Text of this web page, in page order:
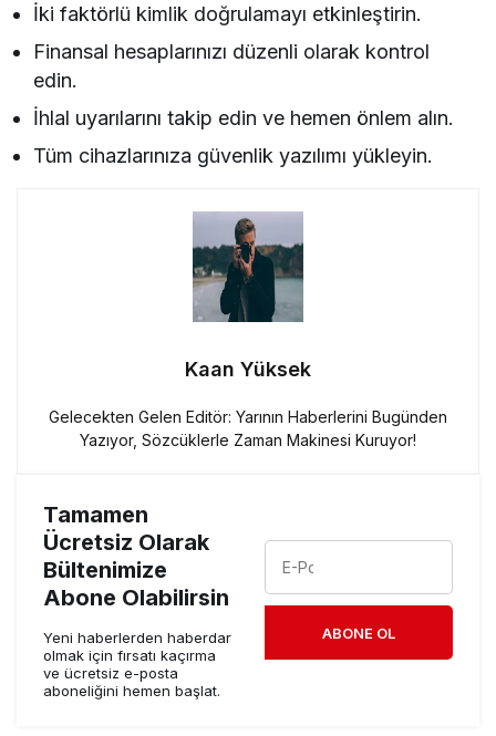
İki faktörlü kimlik doğrulamayı etkinleştirin.
Finansal hesaplarınızı düzenli olarak kontrol
edin.
İhlal uyarılarını takip edin ve hemen önlem alın.
Tüm cihazlarınıza güvenlik yazılımı yükleyin.
Kaan Yüksek
Gelecekten Gelen Editör: Yarının Haberlerini Bugünden
Yazıyor, Sözcüklerle Zaman Makinesi Kuruyor!
Tamamen
Ücretsiz Olarak
Bültenimize
Abone Olabilirsin
Yeni haberlerden haberdar
olmak için fırsatı kaçırma
ve ücretsiz e-posta
aboneliğini hemen başlat.
ABONE OL